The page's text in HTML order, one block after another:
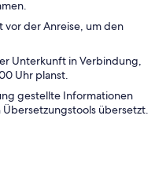
der Anreise, um den
Unterkunft in Verbindung,
Uhr planst.
gestellte Informationen
übersetzt.